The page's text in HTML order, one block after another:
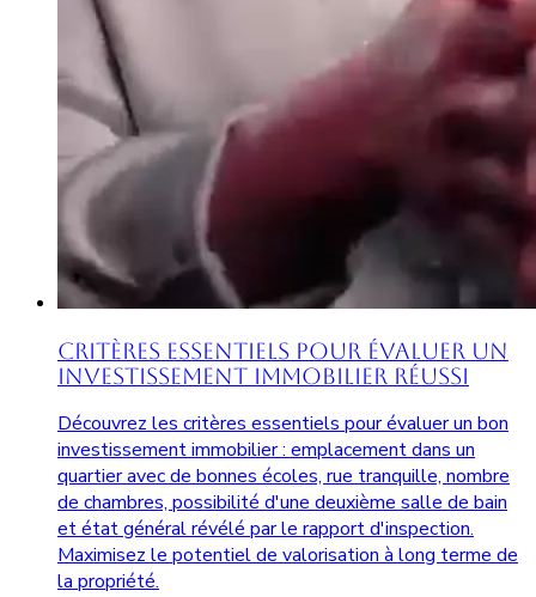
Critères Essentiels pour Évaluer un
Investissement Immobilier Réussi
Découvrez les critères essentiels pour évaluer un bon
investissement immobilier : emplacement dans un
quartier avec de bonnes écoles, rue tranquille, nombre
de chambres, possibilité d'une deuxième salle de bain
et état général révélé par le rapport d'inspection.
Maximisez le potentiel de valorisation à long terme de
la propriété.